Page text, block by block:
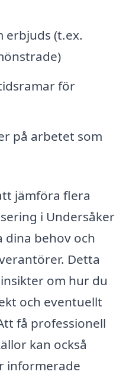
erbjuds (t.ex.
för
på arbetet som
jämföra flera
i Undersåker
dina behov och
Detta
om hur du
och eventuellt
få professionell
kan också
informerade